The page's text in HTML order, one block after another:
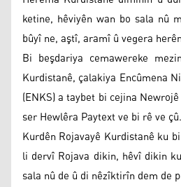
ketine, hêviyên wan bo sala nû
bûyî ne, aştî, aramî û vegera
Bi beşdariya cemawereke
Kurdistanê, çalakiya Encûmena
(ENKS) a taybet bi cejina
ser Hewlêra Paytext ve bi rê ve çû.
Kurdên Rojavayê Kurdistanê ku
li dervî Rojava dikin, hêvî dikin
sala nû de û di nêzîktirîn dem de